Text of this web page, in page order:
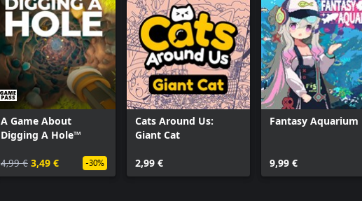
A Game About
Digging A Hole™
4,99 € 3,49 € -30%
Cats Around Us:
Giant Cat
2,99 €
Fantasy Aquarium
9,99 €